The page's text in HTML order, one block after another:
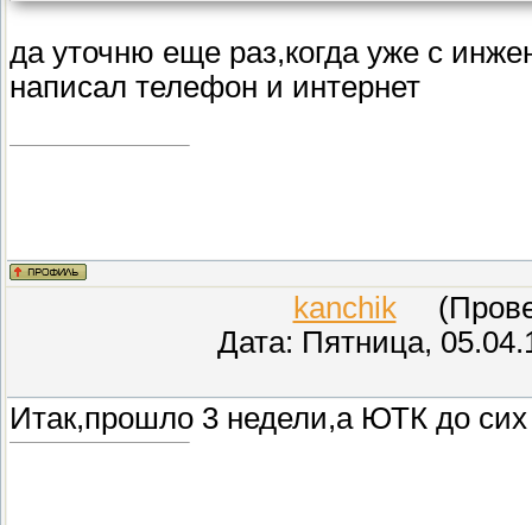
да уточню еще раз,когда уже с
написал телефон и интернет
kanchik
Дата: Пятница,
Итак,прошло 3 недели,а ЮТК до